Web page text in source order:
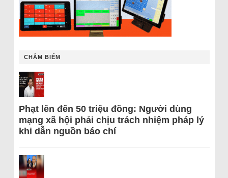
CHÂM BIẾM
Phạt lên đến 50 triệu đồng: Người dùng
mạng xã hội phải chịu trách nhiệm pháp lý
khi dẫn nguồn báo chí